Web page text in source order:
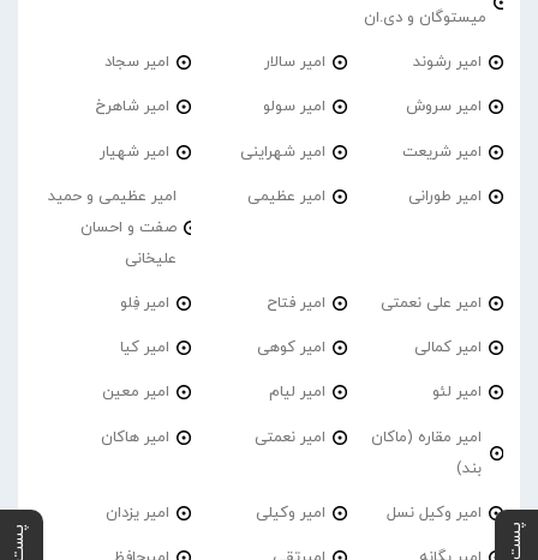
میستوگان و دی.ان
امیر رشوند امیر سالار امیر سجاد
امیر سروش امیر سولو امیر شاهرخ
امیر شریعت امیر شهراینی امیر شهیار
امیر طورانی امیر عظیمی
امیر عظیمی و حمید
صفت و احسان
علیخانی
امیر علی نعمتی امیر فتاح امیر فِلو
امیر کمالی امیر کوهی امیر کیا
امیر لئو امیر لیام امیر معین
امیر مقاره (ماکان
بند)
امیر نعمتی امیر هاکان
امیر وکیل نسل امیر وکیلی امیر یزدان